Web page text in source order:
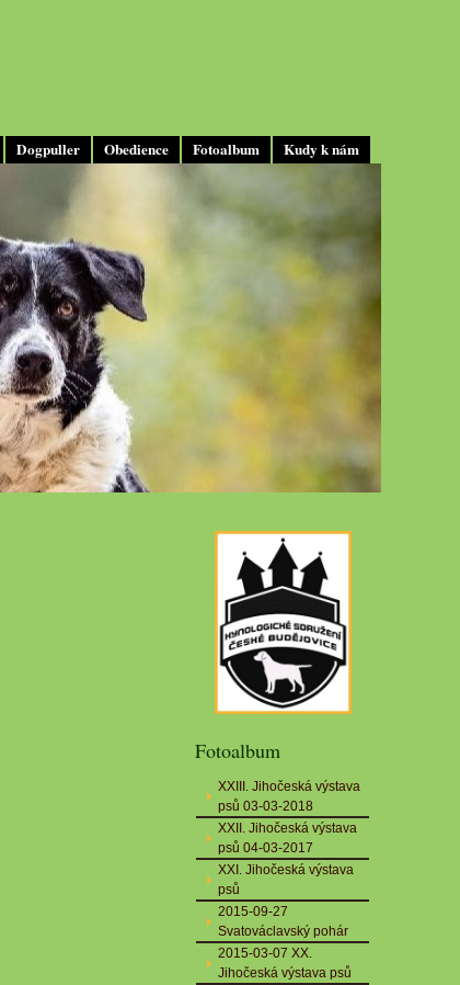
Dogpuller Obedience Fotoalbum Kudy k nám
Fotoalbum
XXIII. Jihočeská výstava
psů 03-03-2018
XXII. Jihočeská výstava
psů 04-03-2017
XXI. Jihočeská výstava
psů
2015-09-27
Svatováclavský pohár
2015-03-07 XX.
Jihočeská výstava psů